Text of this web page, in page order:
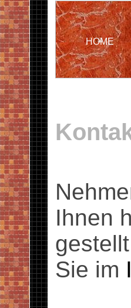
HOME
Ihnen
Sie im